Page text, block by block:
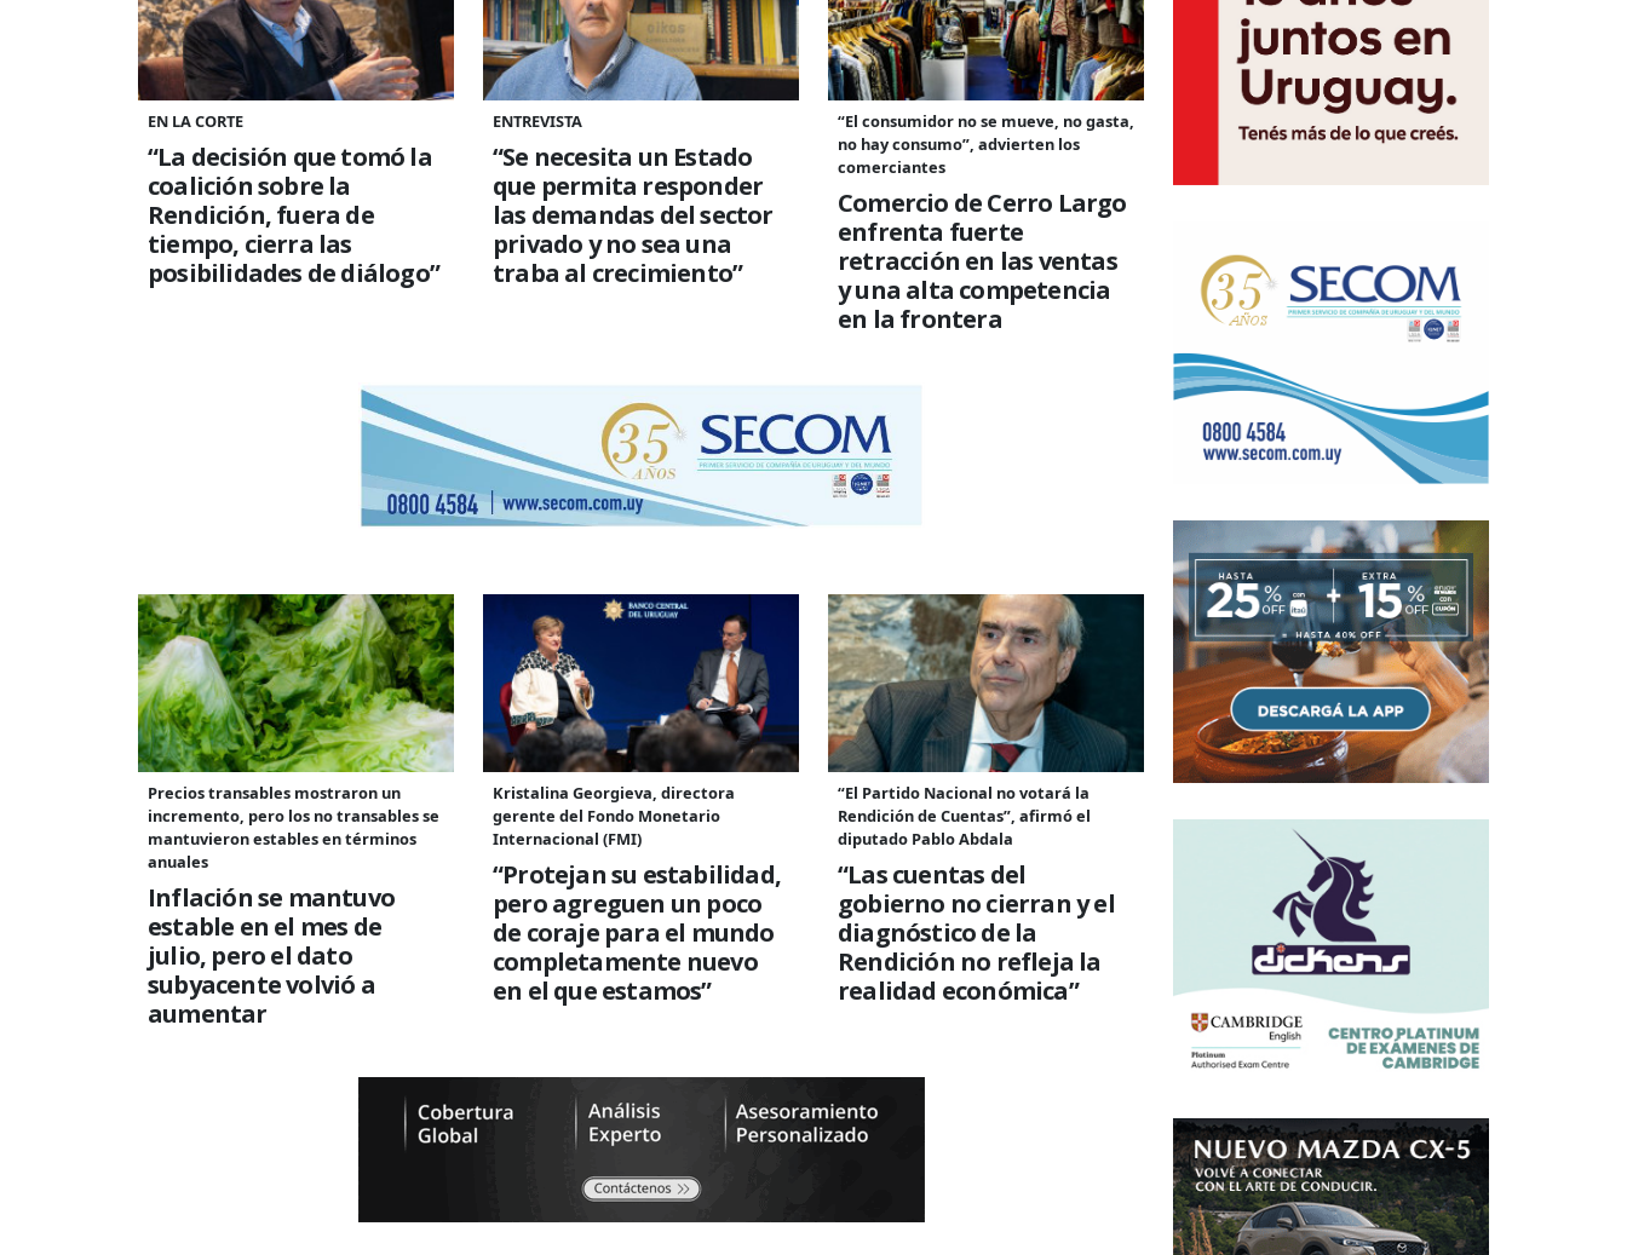
EN LA CORTE
“La decisión que tomó la
coalición sobre la
Rendición, fuera de
tiempo, cierra las
posibilidades de diálogo”
ENTREVISTA
“Se necesita un Estado
que permita responder
las demandas del sector
privado y no sea una
traba al crecimiento”
“El consumidor no se mueve, no gasta,
no hay consumo”, advierten los
comerciantes
Comercio de Cerro Largo
enfrenta fuerte
retracción en las ventas
y una alta competencia
en la frontera
Precios transables mostraron un
incremento, pero los no transables se
mantuvieron estables en términos
anuales
Inflación se mantuvo
estable en el mes de
julio, pero el dato
subyacente volvió a
aumentar
Kristalina Georgieva, directora
gerente del Fondo Monetario
Internacional (FMI)
“Protejan su estabilidad,
pero agreguen un poco
de coraje para el mundo
completamente nuevo
en el que estamos”
“El Partido Nacional no votará la
Rendición de Cuentas”, afirmó el
diputado Pablo Abdala
“Las cuentas del
gobierno no cierran y el
diagnóstico de la
Rendición no refleja la
realidad económica”